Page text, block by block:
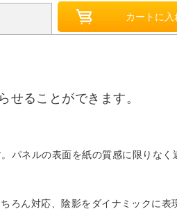
ることができます。
パネルの表面を紙の質感に限りなく
ん対応、陰影をダイナミックに表